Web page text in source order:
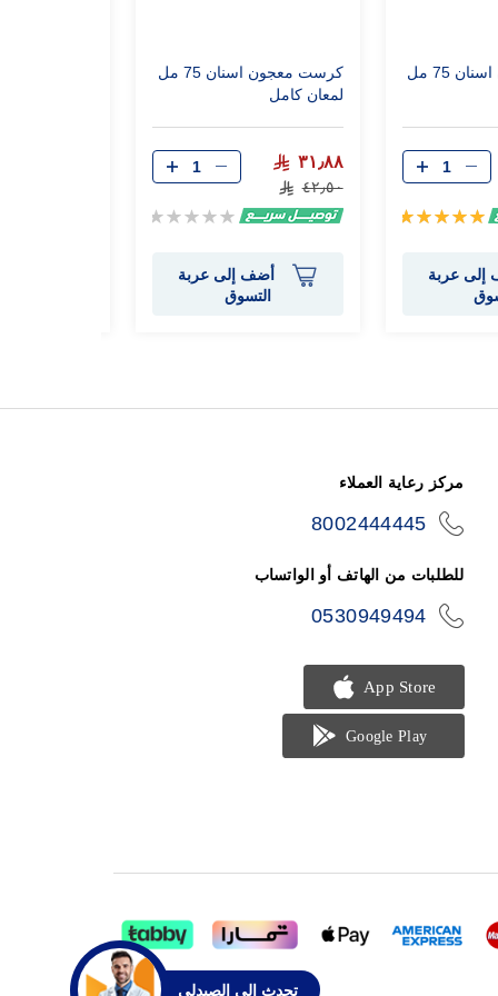
كرست معجون اسنان 75 مل
تقييم:
إلى عربة
كرست معجون اسنان 75 مل
لمعان كامل
٣١٫٨٨
٤٢٫٥٠
Rating:
أضف إلى عربة
التسوق
تحدث الي الصيدلي
مركز رعاية العملاء
8002444445
للطلبات من الهاتف أو الواتساب
0530949494